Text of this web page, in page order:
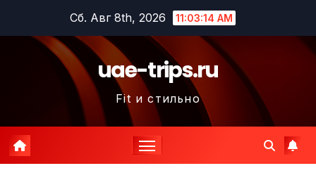
содержимому
Сб. Авг 8th, 2026 11:03:15 AM
uae-trips.ru
Fit и стильно